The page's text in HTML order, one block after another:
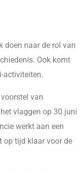
doen naar de rol van
Ook komt
activiteiten.
van
vlaggen op 30 juni
werkt aan een
op tijd klaar voor de